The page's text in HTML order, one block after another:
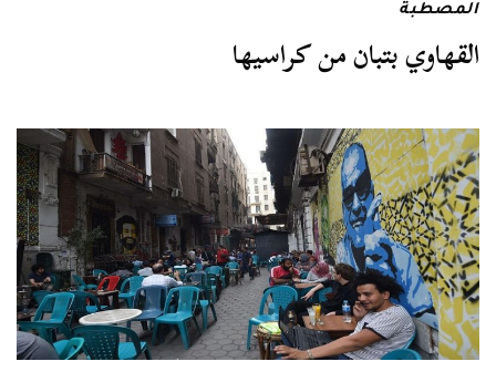
المصطبة
القهاوي بتبان من كراسيها